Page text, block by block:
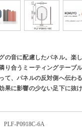
の音に配慮したパネル。楽
り合うミーティングテーブ
て、パネルの反対側へ伝わ
果に影響の少ない足下に抜
PLF-P0918C-6A